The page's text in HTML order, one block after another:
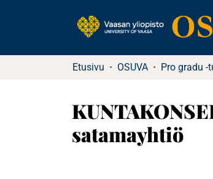
Etusivu OSUVA
satamayhtiö